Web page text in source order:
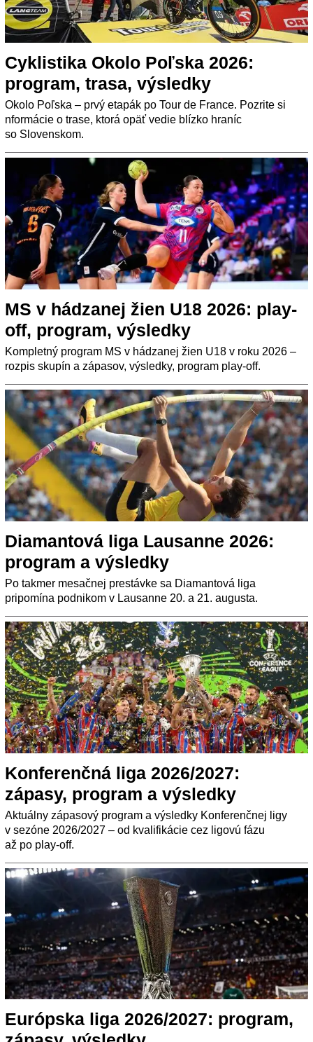
Cyklistika Okolo Poľska 2026:
program, trasa, výsledky
Okolo Poľska – prvý etapák po Tour de France. Pozrite si
nformácie o trase, ktorá opäť vedie blízko hraníc
so Slovenskom.
MS v hádzanej žien U18 2026: play-
off, program, výsledky
Kompletný program MS v hádzanej žien U18 v roku 2026 –
rozpis skupín a zápasov, výsledky, program play-off.
Diamantová liga Lausanne 2026:
program a výsledky
Po takmer mesačnej prestávke sa Diamantová liga
pripomína podnikom v Lausanne 20. a 21. augusta.
Konferenčná liga 2026/2027:
zápasy, program a výsledky
Aktuálny zápasový program a výsledky Konferenčnej ligy
v sezóne 2026/2027 – od kvalifikácie cez ligovú fázu
až po play-off.
Európska liga 2026/2027: program,